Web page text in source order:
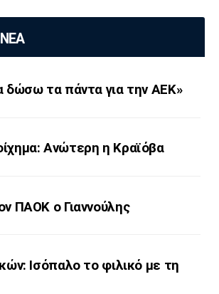
ΝΕΑ
δώσω τα πάντα για την ΑΕΚ»
Ανώτερη η Κραϊόβα
ΠΑΟΚ ο Γιαννούλης
Ισόπαλο το φιλικό με τη